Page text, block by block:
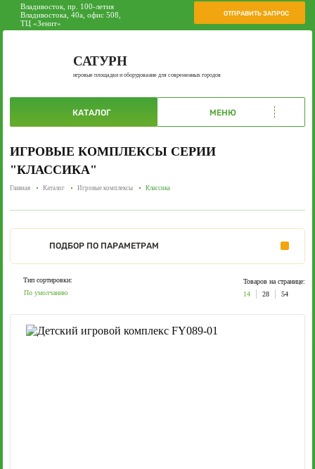
Владивосток, пр. 100-летия
Владивостока, 40а, офис 508,
ТЦ «Зенит»
ОТПРАВИТЬ ЗАПРОС
САТУРН
игровые площадки и оборудование для современных городов
КАТАЛОГ МЕНЮ
ИГРОВЫЕ КОМПЛЕКСЫ СЕРИИ
"КЛАССИКА"
Главная Каталог Игровые комплексы Классика
ПОДБОР ПО ПАРАМЕТРАМ
Тип сортировки:
По умолчанию
Товаров на странице:
14
28 54